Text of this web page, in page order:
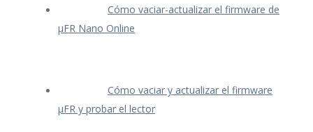
Cómo vaciar-actualizar el firmware de
μFR Nano Online
Cómo vaciar y actualizar el firmware
μFR y probar el lector